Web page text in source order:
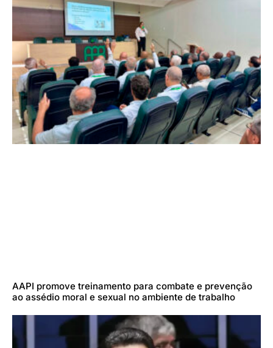
AAPI promove treinamento para combate e prevenção
ao assédio moral e sexual no ambiente de trabalho